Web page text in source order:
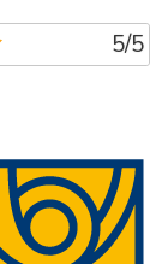
5/5